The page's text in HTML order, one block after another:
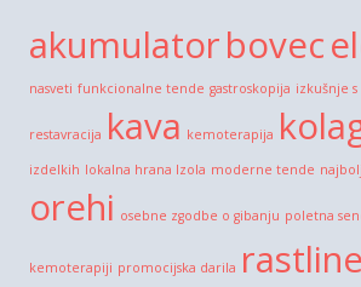
akumulatorbovec
nasveti funkcionalne tende gastroskopija izkušnje
restavracija kava kemoterapija
izdelkih lokalna hrana Izola moderne tende
orehi osebne zgodbe o gibanju poletna
kemoterapiji promocijska darila rastline